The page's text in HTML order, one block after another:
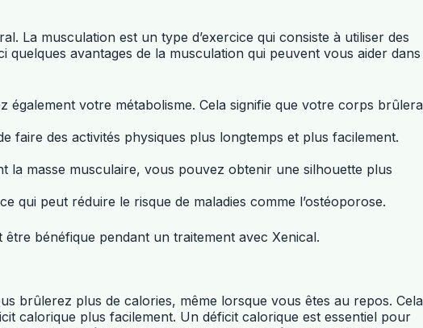
La musculation est un type d’exercice qui consiste à utiliser des
avantages de la musculation qui peuvent vous aider dans
également votre métabolisme. Cela signifie que votre corps brûlera
faire des activités physiques plus longtemps et plus facilement.
la masse musculaire, vous pouvez obtenir une silhouette plus
qui peut réduire le risque de maladies comme l’ostéoporose.
bénéfique pendant un traitement avec Xenical.
brûlerez plus de calories, même lorsque vous êtes au repos. Cela
calorique plus facilement. Un déficit calorique est essentiel pour